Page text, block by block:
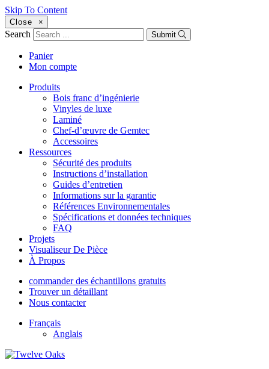
Skip To Content
Close ×
Search Submit
Panier
Mon compte
Produits
Bois franc d’ingénierie
Vinyles de luxe
Laminé
Chef-d’œuvre de Gemtec
Accessoires
Ressources
Sécurité des produits
Instructions d’installation
Guides d’entretien
Informations sur la garantie
Références Environnementales
Spécifications et données techniques
FAQ
Projets
Visualiseur De Pièce
À Propos
commander des échantillons gratuits
Trouver un détaillant
Nous contacter
Français
Anglais